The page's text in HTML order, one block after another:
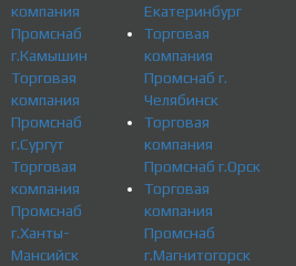
компания
Промснаб
г.Камышин
Торговая
компания
Промснаб
г.Сургут
Торговая
компания
Промснаб
г.Ханты-
Мансийск
Екатеринбург
Торговая
компания
Промснаб г.
Челябинск
Торговая
компания
Промснаб г.Орск
Торговая
компания
Промснаб
г.Магнитогорск